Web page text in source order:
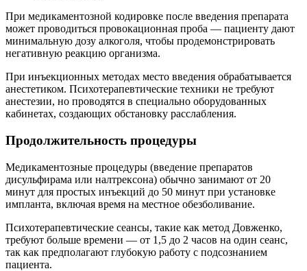
При медикаментозной кодировке после введения препарата
может проводиться провокационная проба — пациенту дают
минимальную дозу алкоголя, чтобы продемонстрировать
негативную реакцию организма.
При инъекционных методах место введения обрабатывается
анестетиком. Психотерапевтические техники не требуют
анестезии, но проводятся в специально оборудованных
кабинетах, создающих обстановку расслабления.
Продолжительность процедуры
Медикаментозные процедуры (введение препаратов
дисульфирама или налтрексона) обычно занимают от 20
минут для простых инъекций до 50 минут при установке
импланта, включая время на местное обезболивание.
Психотерапевтические сеансы, такие как метод Довженко,
требуют больше времени — от 1,5 до 2 часов на один сеанс,
так как предполагают глубокую работу с подсознанием
пациента.